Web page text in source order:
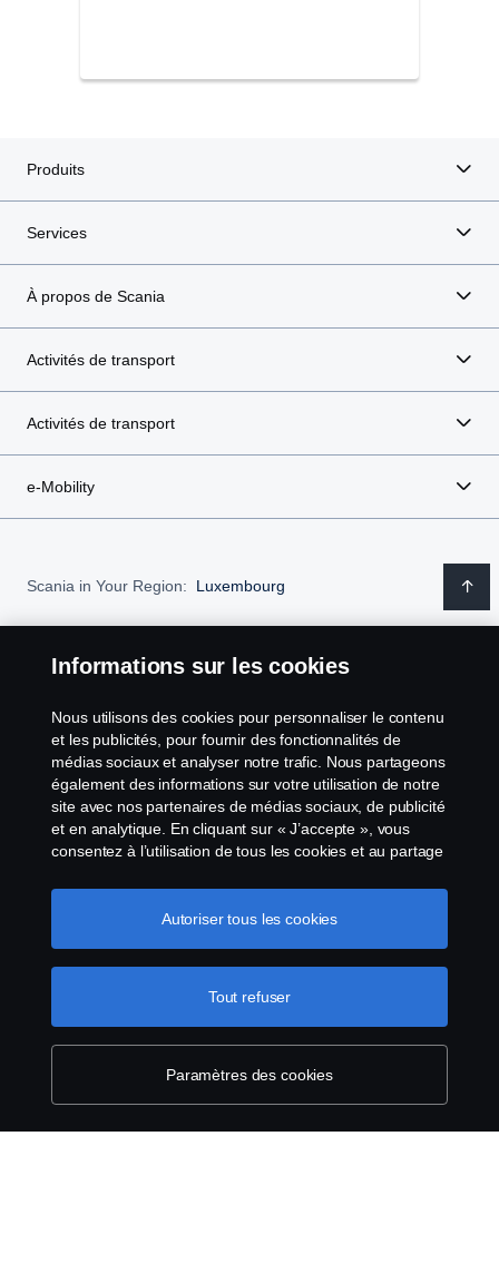
Produits
Services
À propos de Scania
Activités de transport
Activités de transport
e-Mobility
Scania in Your Region: Luxembourg
Avis juridique
Déclaration de confidentialité
Conditions générales
Le système de lancement d'alerte
Politique de cookies
Paramètres des cookies
Informations sur les cookies
Nous utilisons des cookies pour personnaliser le contenu
et les publicités, pour fournir des fonctionnalités de
médias sociaux et analyser notre trafic. Nous partageons
également des informations sur votre utilisation de notre
site avec nos partenaires de médias sociaux, de publicité
et en analytique. En cliquant sur « J’accepte », vous
consentez à l’utilisation de tous les cookies et au partage
cookies en cliquant sur « Paramètres des cookies » et en
sélectionnant les catégories que vous souhaitez
Pour en savoir plus sur la
protection de votre vie privée
Paramètres des cookies
Tout refuser
Autoriser tous les cookies